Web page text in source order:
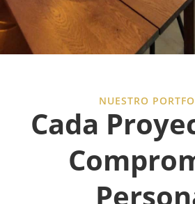
NUESTRO
Cada